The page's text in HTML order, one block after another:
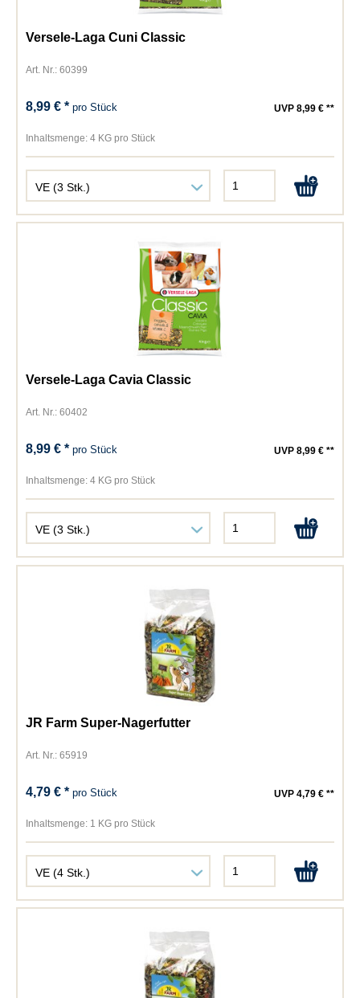
Versele-Laga Cuni Classic
Art. Nr.: 60399
8,99 € *pro Stück UVP 8,99 € **
Inhaltsmenge: 4 KG pro Stück
Versele-Laga Cavia Classic
Art. Nr.: 60402
8,99 € *pro Stück UVP 8,99 € **
Inhaltsmenge: 4 KG pro Stück
JR Farm Super-Nagerfutter
Art. Nr.: 65919
4,79 € *pro Stück UVP 4,79 € **
Inhaltsmenge: 1 KG pro Stück